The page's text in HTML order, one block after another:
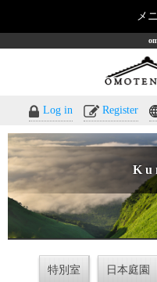
Log in Register
特別室 日本庭園
メ